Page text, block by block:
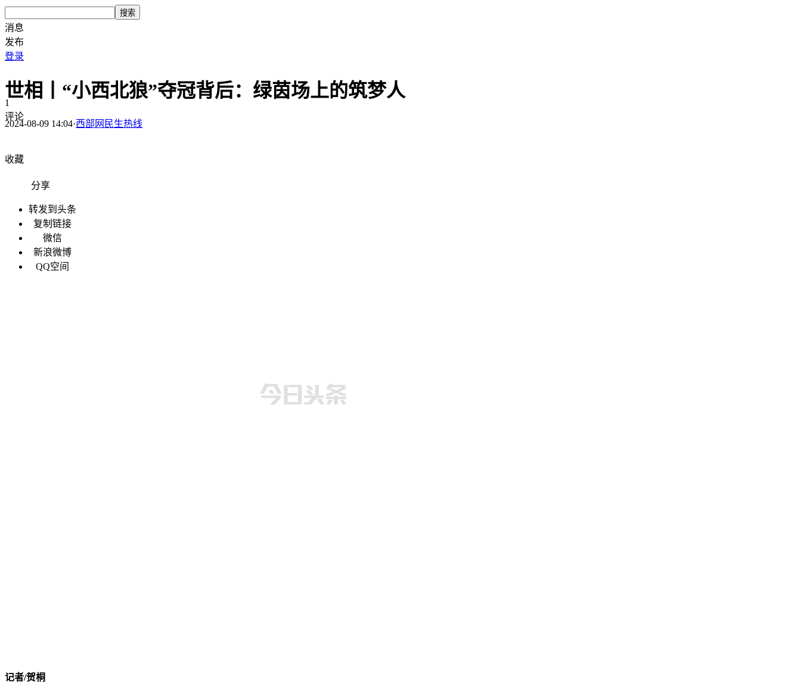
搜索
消息
发布
登录
1
评论
收藏
分享
转发到头条
复制链接
微信
新浪微博
QQ空间
世相丨“小西北狼”夺冠背后：绿茵场上的筑梦人
2024-08-09 14:04·西部网民生热线
记者/贺桐